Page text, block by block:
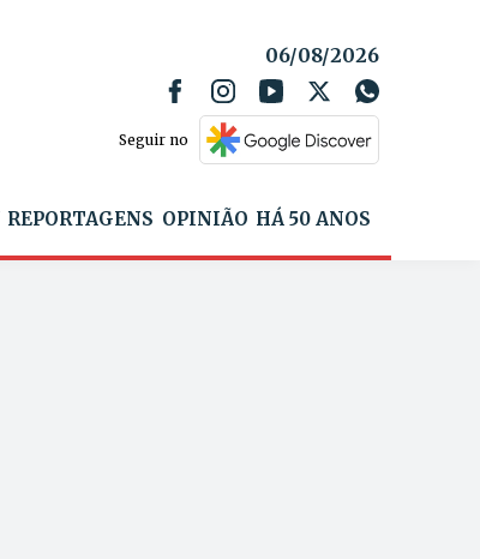
06/08/2026
Seguir no
REPORTAGENS OPINIÃO HÁ 50 ANOS